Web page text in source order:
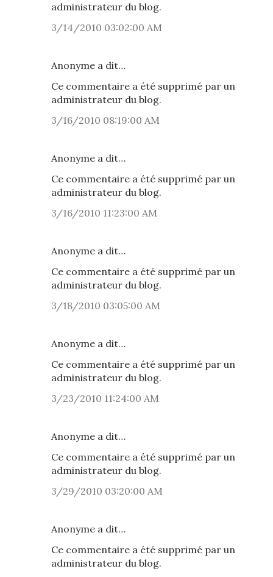
administrateur du blog.
3/14/2010 03:02:00 AM
Anonyme a dit…
Ce commentaire a été supprimé par un
administrateur du blog.
3/16/2010 08:19:00 AM
Anonyme a dit…
Ce commentaire a été supprimé par un
administrateur du blog.
3/16/2010 11:23:00 AM
Anonyme a dit…
Ce commentaire a été supprimé par un
administrateur du blog.
3/18/2010 03:05:00 AM
Anonyme a dit…
Ce commentaire a été supprimé par un
administrateur du blog.
3/23/2010 11:24:00 AM
Anonyme a dit…
Ce commentaire a été supprimé par un
administrateur du blog.
3/29/2010 03:20:00 AM
Anonyme a dit…
Ce commentaire a été supprimé par un
administrateur du blog.